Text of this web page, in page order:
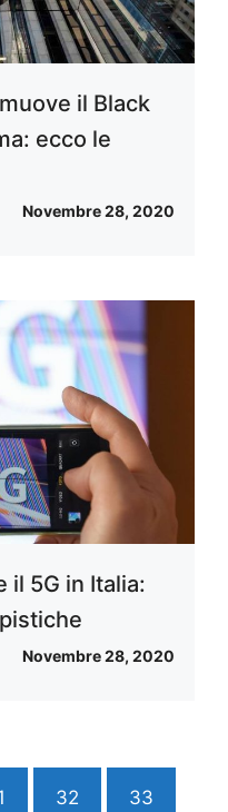
il Black
ecco le
Novembre 28, 2020
il 5G in Italia:
Novembre 28, 2020
32 33